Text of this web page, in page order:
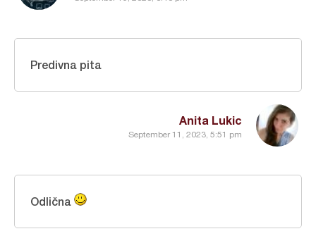
Anita Lukic
September 11, 2023, 5:51 pm
Predivna pita
Odlična